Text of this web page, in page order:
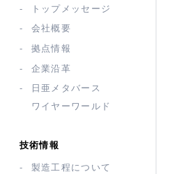
トップメッセージ
会社概要
拠点情報
企業沿革
日亜メタバース
ワイヤーワールド
技術情報
製造工程について